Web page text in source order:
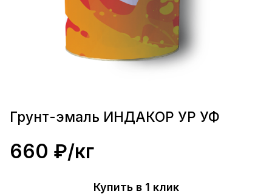
Грунт-эмаль ИНДАКОР УР УФ
660 ₽/кг
Купить в 1 клик